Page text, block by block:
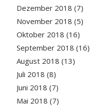
Dezember 2018 (7)
November 2018 (5)
Oktober 2018 (16)
September 2018 (16)
August 2018 (13)
Juli 2018 (8)
Juni 2018 (7)
Mai 2018 (7)